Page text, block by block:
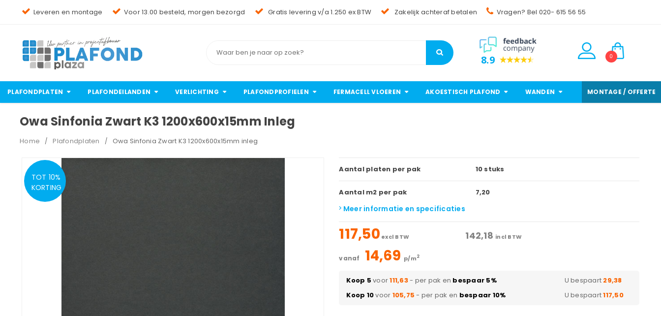
Leveren en montage Voor 13.00 besteld, morgen bezorgd Gratis levering v/a 1.250 ex BTW Zakelijk achteraf betalen Vragen? Bel 020- 615 56 55
8.9 0
PLAFONDPLATEN PLAFONDEILANDEN VERLICHTING PLAFONDPROFIELEN FERMACELL VLOEREN AKOESTISCH PLAFOND WANDEN MONTAGE / OFFERTE
Owa Sinfonia Zwart K3 1200x600x15mm Inleg
Home / Plafondplaten / Owa Sinfonia Zwart K3 1200x600x15mm inleg
TOT 10%
KORTING
Aantal platen per pak 10 stuks
Aantal m2 per pak 7,20
Meer informatie en specificaties
117,50 excl BTW 142,18 incl BTW
vanaf 14,69 p/m2
Koop 5 voor111,63- per pak en bespaar 5% U bespaart 29,38
Koop 10voor 105,75 - per pak en bespaar 10% U bespaart117,50